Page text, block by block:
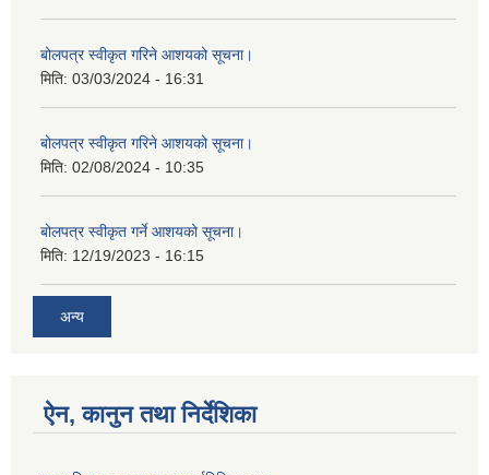
बोलपत्र स्वीकृत गरिने आशयको सूचना।
मिति: 03/03/2024 - 16:31
बोलपत्र स्वीकृत गरिने आशयको सूचना।
मिति: 02/08/2024 - 10:35
बोलपत्र स्वीकृत गर्ने आशयको सूचना।
मिति: 12/19/2023 - 16:15
अन्य
ऐन, कानुन तथा निर्देशिका